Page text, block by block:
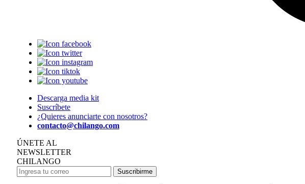
Descarga media kit
Suscríbete
¿Quieres anunciarte con nosotros?
contacto@chilango.com
ÚNETE AL
NEWSLETTER
CHILANGO
Suscribirme